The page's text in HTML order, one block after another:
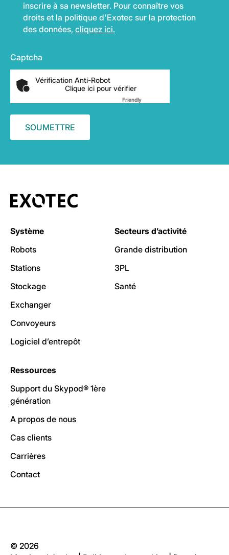
inscrire à sa newsletter. Pour connaître vos
droits et la politique d'Exotec sur la protection
des données, cliquez ici.
Captcha
Vérification Anti-Robot
Clique ici pour vérifier
FriendlyCaptcha ⇗
Système
Robots
Stations
Stockage
Exchanger
Convoyeurs
Logiciel d’entrepôt
Secteurs d’activité
Grande distribution
3PL
Santé
Ressources
Support du Skypod® 1ère
génération
A propos de nous
Cas clients
Carrières
Contact
© 2026